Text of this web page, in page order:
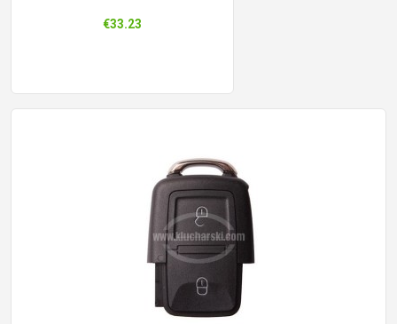
€33.23